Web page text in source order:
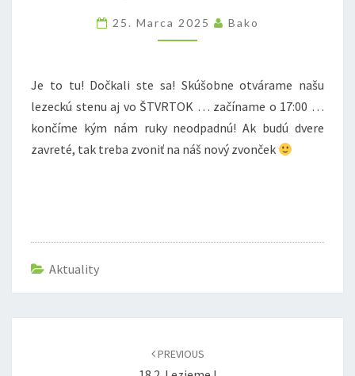
ŠTVRTOK!
25. Marca 2025 Bako
Je to tu! Dočkali ste sa! Skúšobne otvárame našu
lezeckú stenu aj vo ŠTVRTOK … začíname o 17:00 …
končíme kým nám ruky neodpadnú! Ak budú dvere
zavreté, tak treba zvoniť na náš nový zvonček
Aktuality
PREVIOUS